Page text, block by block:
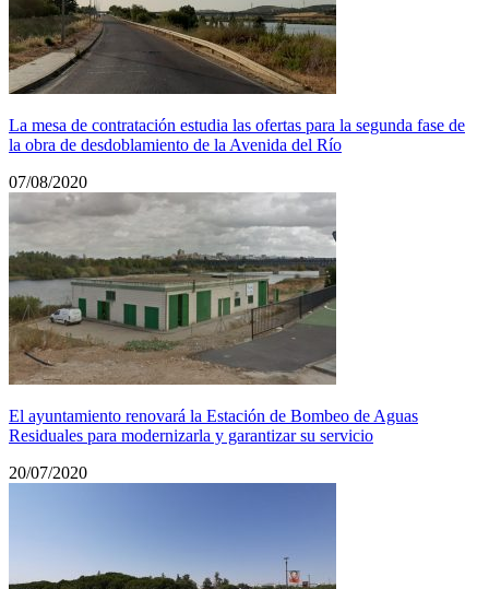
La mesa de contratación estudia las ofertas para la segunda fase de
la obra de desdoblamiento de la Avenida del Río
07/08/2020
El ayuntamiento renovará la Estación de Bombeo de Aguas
Residuales para modernizarla y garantizar su servicio
20/07/2020